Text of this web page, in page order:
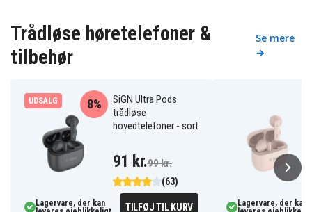
Trådløse høretelefoner &
tilbehør
Se mere
→
UDSALG
SiGN Ultra Pods
trådløse
hovedtelefoner - sort
(63)
8%
91 kr.99 kr.
Lagervare, der kan
TILFØJ TIL KURV
Lagervare, der kan